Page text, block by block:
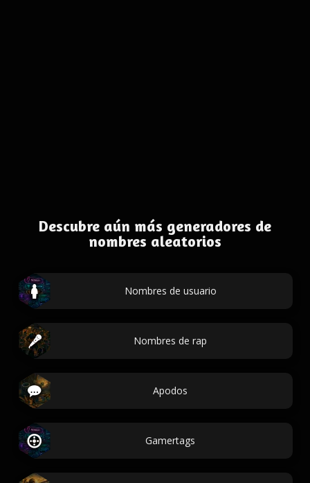
Descubre aún más generadores de
nombres aleatorios
Nombres de usuario
Nombres de rap
Apodos
Gamertags